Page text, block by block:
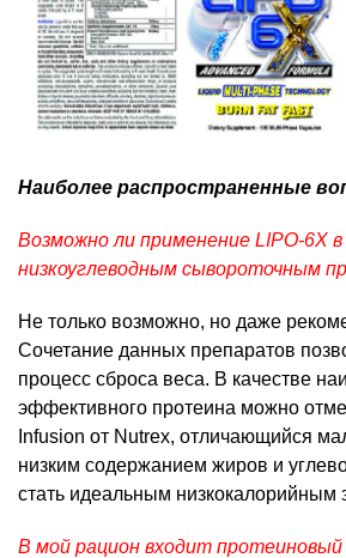
Наиболее распространенные
Возможно ли применение LIPO-6X
низкоуглеводным сывороточным
Не только возможно, но даже
Сочетание данных препаратов
процесс сброса веса. В качестве
эффективного протеина можно
Infusion от Nutrex, отличающийся
низким содержанием жиров и
стать идеальным низкокалорийным
В мой рацион входит протеиновый